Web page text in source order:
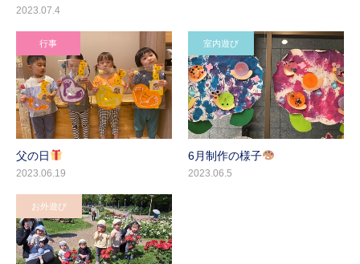
2023.07.4
行事
父の日
2023.06.19
室内遊び
6月制作の様子
2023.06.5
お外遊び